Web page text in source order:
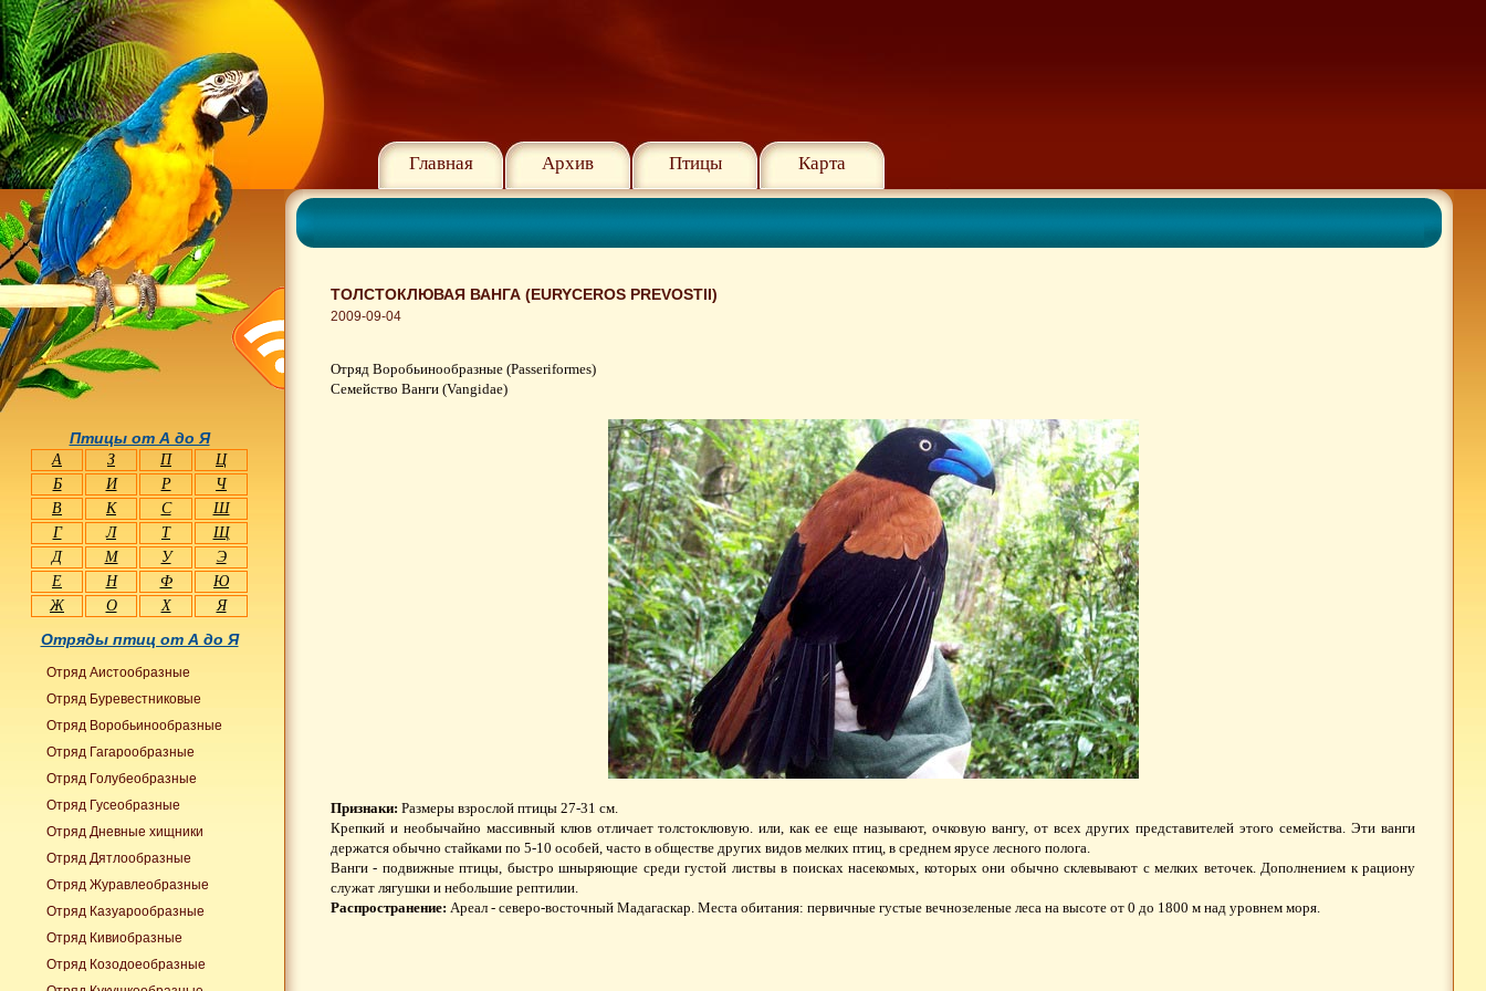
Главная Архив Птицы Карта
ТОЛСТОКЛЮВАЯ ВАНГА (EURYCEROS PREVOSTII)
2009-09-04
Отряд Воробьинообразные (Passeriformes)
Семейство Ванги (Vangidae)
Признаки: Размеры взрослой птицы 27-31 см.
Крепкий и необычайно массивный клюв отличает толстоклювую. или, как ее еще называют, очковую вангу, от всех других представителей этого семейства. Эти ванги
держатся обычно стайками по 5-10 особей, часто в обществе других видов мелких птиц, в среднем ярусе лесного полога.
Ванги - подвижные птицы, быстро шныряющие среди густой листвы в поисках насекомых, которых они обычно склевывают с мелких веточек. Дополнением к рациону
служат лягушки и небольшие рептилии.
Распространение: Ареал - северо-восточный Мадагаскар. Места обитания: первичные густые вечнозеленые леса на высоте от 0 до 1800 м над уровнем моря.
Птицы от А до Я
А З П
Ц
Б
И Р
Ч
В
К С
Ш
Г
Л Т
Щ
Д
М У
Э
Е
Н Ф
Ю
Ж
О Х Я
Отряды птиц от А до Я
Отряд Аистообразные
Отряд Буревестниковые
Отряд Воробьинообразные
Отряд Гагарообразные
Отряд Голубеобразные
Отряд Гусеобразные
Отряд Дневные хищники
Отряд Дятлообразные
Отряд Журавлеобразные
Отряд Казуарообразные
Отряд Кивиобразные
Отряд Козодоеобразные